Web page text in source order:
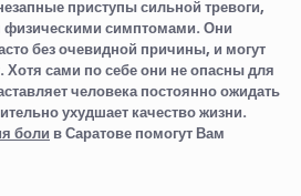
приступы сильной тревоги,
симптомами. Они
без очевидной причины, и могут
Хотя сами по себе они не опасны для
человека постоянно ожидать
ухудшает качество жизни.
боли в Саратове помогут Вам